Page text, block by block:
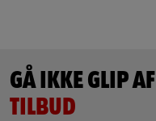
GÅ IKKE GLIP AF
TILBUD